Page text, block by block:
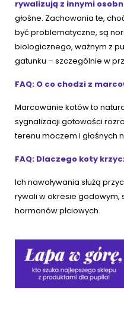
rywalizują z innymi
głośne. Zachowania te,
być problematyczne, są
biologicznego, ważnym z
gatunku – szczególnie w
FAQ: O co chodzi z
Marcowanie kotów to
sygnalizacji gotowości
terenu moczem i głośnych
FAQ: Dlaczego koty
Ich nawoływania służą
rywali w okresie godowym,
hormonów płciowych.